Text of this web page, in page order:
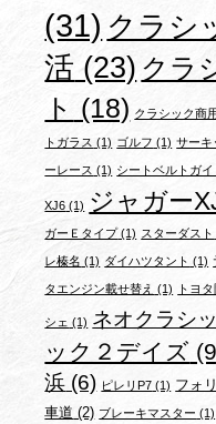
(31) クラシ
活 (23) クラ
ト (18) クラシック商
トガラス (1) ゴルフ (1) サーキ
ーレース (1) シートベルトガ
XJ6 (1) ジャガー
ガーＥタイプ(1) スターダスト
レ榛名 (1) ダイハツタント (1)
タエンジン載せ替え (1) トヨ
シェ (1) ネオクラシ
ック２デイズ
浜 (6) ピレリP7 (1) フォ
車道 (2) ブレーキマスター (1)